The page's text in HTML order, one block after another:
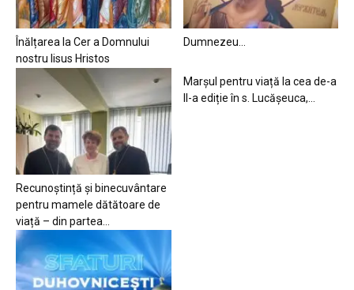
Înălțarea la Cer a Domnului
nostru Iisus Hristos
Dumnezeu…
Recunoștință și binecuvântare
pentru mamele dătătoare de
viață – din partea...
Marșul pentru viață la cea de-a
II-a ediție în s. Lucășeuca,...